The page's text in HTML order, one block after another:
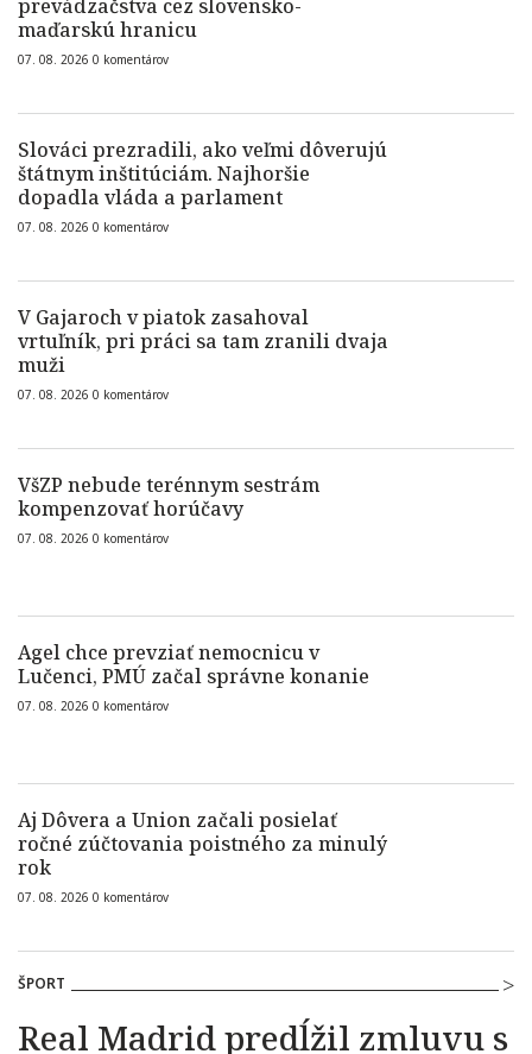
prevádzačstva cez slovensko-
maďarskú hranicu
07. 08. 2026 0 komentárov
Slováci prezradili, ako veľmi dôverujú
štátnym inštitúciám. Najhoršie
dopadla vláda a parlament
07. 08. 2026 0 komentárov
V Gajaroch v piatok zasahoval
vrtuľník, pri práci sa tam zranili dvaja
muži
07. 08. 2026 0 komentárov
VšZP nebude terénnym sestrám
kompenzovať horúčavy
07. 08. 2026 0 komentárov
Agel chce prevziať nemocnicu v
Lučenci, PMÚ začal správne konanie
07. 08. 2026 0 komentárov
Aj Dôvera a Union začali posielať
ročné zúčtovania poistného za minulý
rok
07. 08. 2026 0 komentárov
ŠPORT